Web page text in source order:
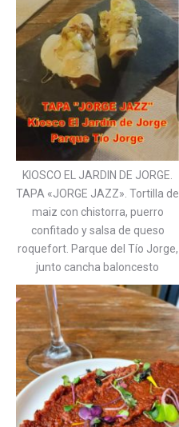
KIOSCO EL JARDIN DE JORGE.
TAPA «JORGE JAZZ». Tortilla de
maiz con chistorra, puerro
confitado y salsa de queso
roquefort. Parque del Tío Jorge,
junto cancha baloncesto